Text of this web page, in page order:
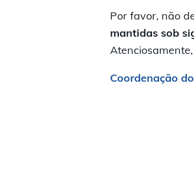
Por favor, não
mantidas sob
Atenciosamente,
Coordenação